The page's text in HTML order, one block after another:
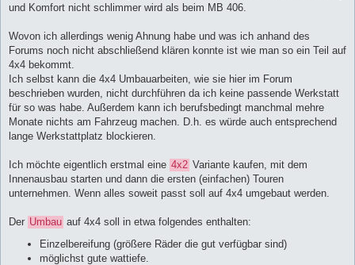
und Komfort nicht schlimmer wird als beim MB 406.
Wovon ich allerdings wenig Ahnung habe und was ich anhand des
Forums noch nicht abschließend klären konnte ist wie man so ein Teil auf
4x4 bekommt.
Ich selbst kann die 4x4 Umbauarbeiten, wie sie hier im Forum
beschrieben wurden, nicht durchführen da ich keine passende Werkstatt
für so was habe. Außerdem kann ich berufsbedingt manchmal mehre
Monate nichts am Fahrzeug machen. D.h. es würde auch entsprechend
lange Werkstattplatz blockieren.
Ich möchte eigentlich erstmal eine 4x2 Variante kaufen, mit dem
Innenausbau starten und dann die ersten (einfachen) Touren
unternehmen. Wenn alles soweit passt soll auf 4x4 umgebaut werden.
Der Umbau auf 4x4 soll in etwa folgendes enthalten:
Einzelbereifung (größere Räder die gut verfügbar sind)
möglichst gute wattiefe.